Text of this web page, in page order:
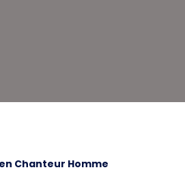
Chanteur Homme